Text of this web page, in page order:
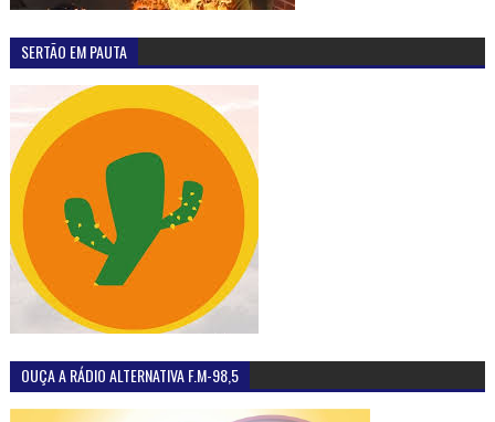
SERTÃO EM PAUTA
OUÇA A RÁDIO ALTERNATIVA F.M-98,5